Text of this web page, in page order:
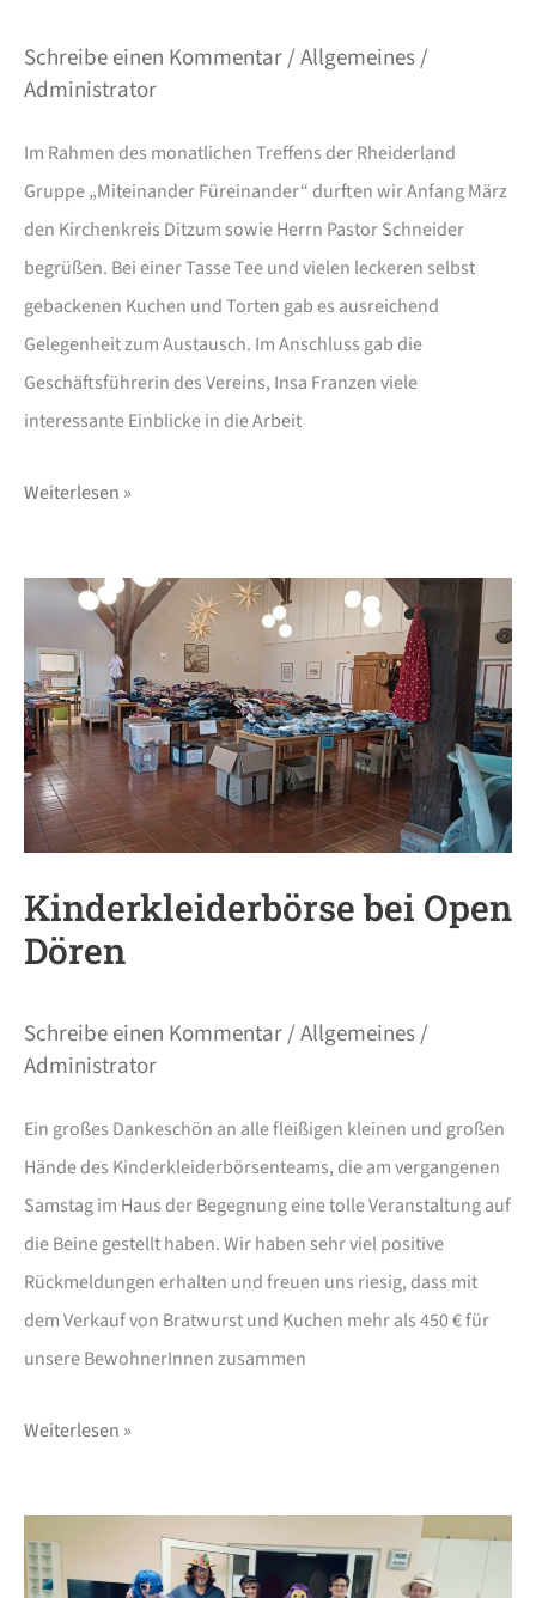
Schreibe einen Kommentar/Allgemeines/
Administrator
Im Rahmen des monatlichen Treffens der Rheiderland
Gruppe „Miteinander Füreinander“ durften wir Anfang März
den Kirchenkreis Ditzum sowie Herrn Pastor Schneider
begrüßen. Bei einer Tasse Tee und vielen leckeren selbst
gebackenen Kuchen und Torten gab es ausreichend
Gelegenheit zum Austausch. Im Anschluss gab die
Geschäftsführerin des Vereins, Insa Franzen viele
interessante Einblicke in die Arbeit
Weiterlesen »
Kinderkleiderbörse bei Open
Dören
Schreibe einen Kommentar/Allgemeines/
Administrator
Ein großes Dankeschön an alle fleißigen kleinen und großen
Hände des Kinderkleiderbörsenteams, die am vergangenen
Samstag im Haus der Begegnung eine tolle Veranstaltung auf
die Beine gestellt haben. Wir haben sehr viel positive
Rückmeldungen erhalten und freuen uns riesig, dass mit
dem Verkauf von Bratwurst und Kuchen mehr als 450 € für
unsere BewohnerInnen zusammen
Kinderkleiderbörse
Open
Dören
Weiterlesen »
alaaf